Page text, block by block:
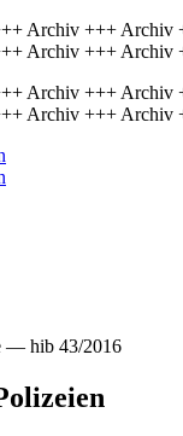
Archiv +++
Archiv +++
Archiv +++
Archiv +++
— hib 43/2016